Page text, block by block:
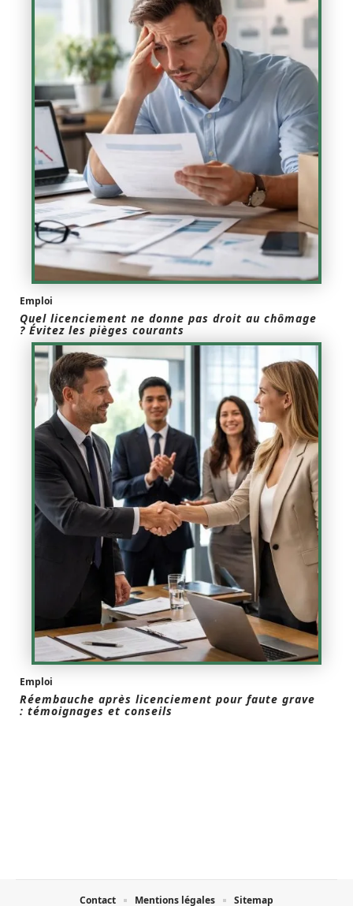
Emploi
Quel licenciement ne donne pas droit au chômage
? Évitez les pièges courants
Emploi
Réembauche après licenciement pour faute grave
: témoignages et conseils
Contact Mentions légales Sitemap